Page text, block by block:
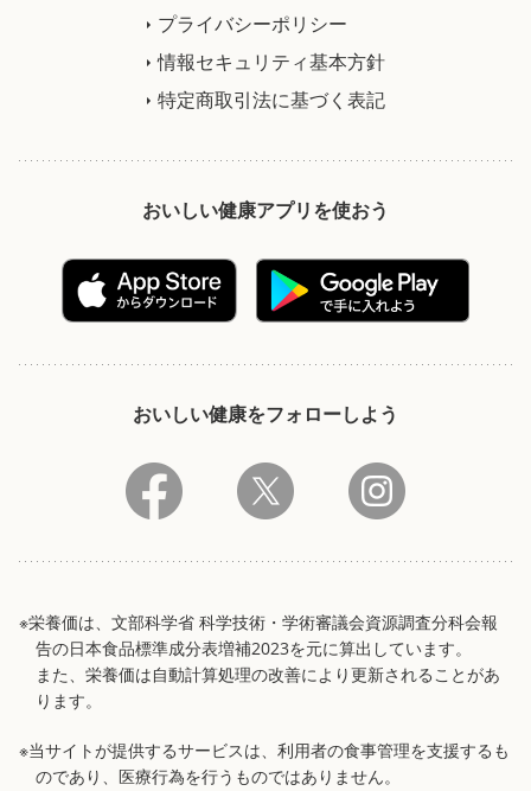
プライバシーポリシー
情報セキュリティ基本方針
特定商取引法に基づく表記
おいしい健康アプリを使おう
おいしい健康をフォローしよう
※栄養価は、文部科学省 科学技術・学術審議会資源調査分科会報
告の日本食品標準成分表増補2023を元に算出しています。
また、栄養価は自動計算処理の改善により更新されることがあ
ります。
※当サイトが提供するサービスは、利用者の食事管理を支援するも
のであり、医療行為を行うものではありません。